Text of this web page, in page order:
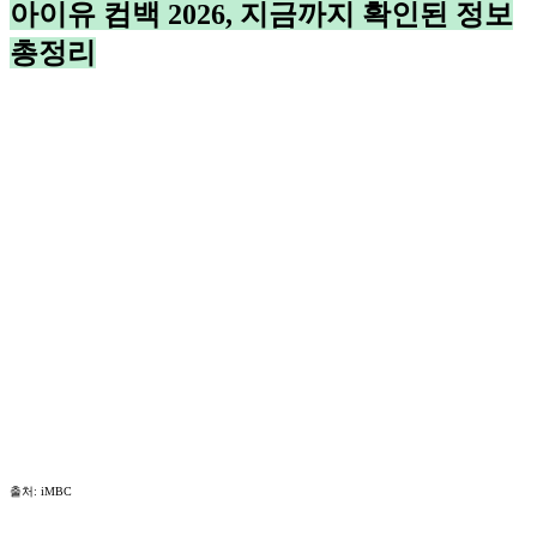
아이유 컴백 2026, 지금까지 확인된 정보
총정리
출처: iMBC